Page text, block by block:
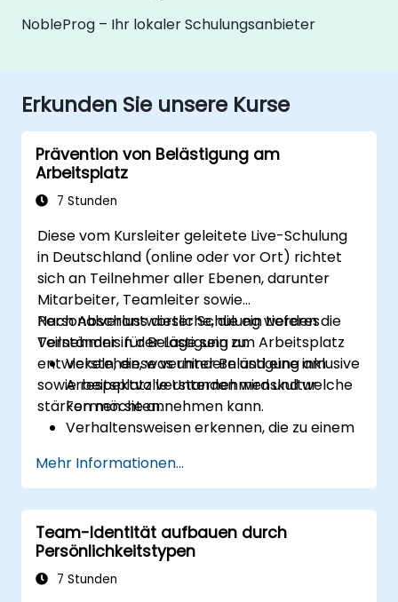
NobleProg – Ihr lokaler Schulungsanbieter
Erkunden Sie unsere Kurse
Prävention von Belästigung am
Arbeitsplatz
7 Stunden
Diese vom Kursleiter geleitete Live-Schulung
in Deutschland (online oder vor Ort) richtet
sich an Teilnehmer aller Ebenen, darunter
Mitarbeiter, Teamleiter sowie
Personalverantwortliche, die ein tieferes
Verständnis für Belästigung am Arbeitsplatz
entwickeln, diese verhindern und eine inklusive
sowie respektvolle Unternehmenskultur
stärken möchten.
Nach Abschluss dieser Schulung werden die
Teilnehmer in der Lage sein zu:
Verstehen, was unter Belästigung am
Arbeitsplatz verstanden wird und welche
Formen sie annehmen kann.
Verhaltensweisen erkennen, die zu einem
Geeignet auf Vorfälle von Belästigung
reagieren.
Die gesetzlichen Bestimmungen sowie
unternehmensinternen Richtlinien zur
Prävention von Belästigung
nachvollziehen.
Mehr Informationen...
Team-Identität aufbauen durch
Persönlichkeitstypen
7 Stunden